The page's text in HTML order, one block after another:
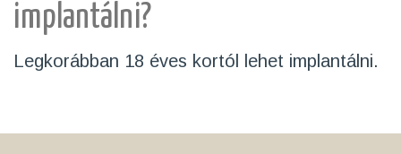
implantálni?
Legkorábban 18 éves kortól lehet implantálni.